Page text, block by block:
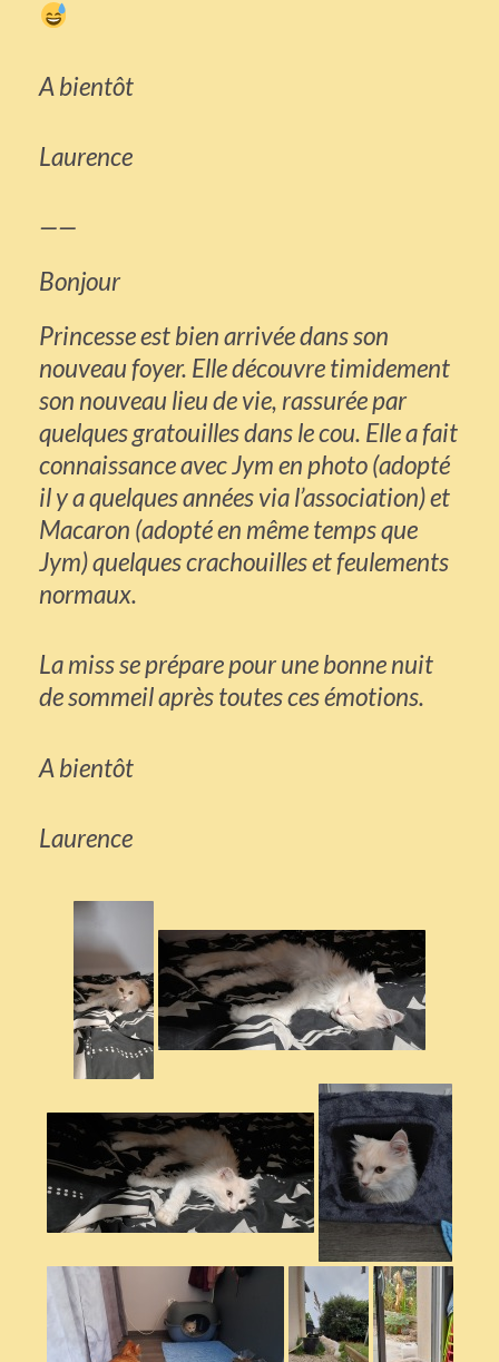
A bientôt
Laurence
——
Bonjour
Princesse est bien arrivée dans son
nouveau foyer. Elle découvre timidement
son nouveau lieu de vie, rassurée par
quelques gratouilles dans le cou. Elle a fait
connaissance avec Jym en photo (adopté
il y a quelques années via l’association) et
Macaron (adopté en même temps que
Jym) quelques crachouilles et feulements
normaux.
La miss se prépare pour une bonne nuit
de sommeil après toutes ces émotions.
A bientôt
Laurence